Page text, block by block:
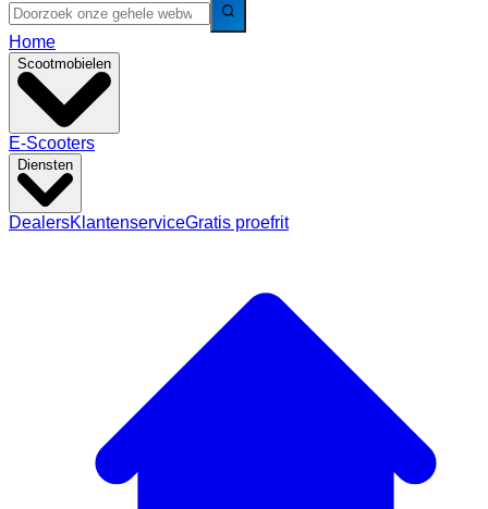
Home
Scootmobielen
E-Scooters
Diensten
DealersKlantenserviceGratis proefrit